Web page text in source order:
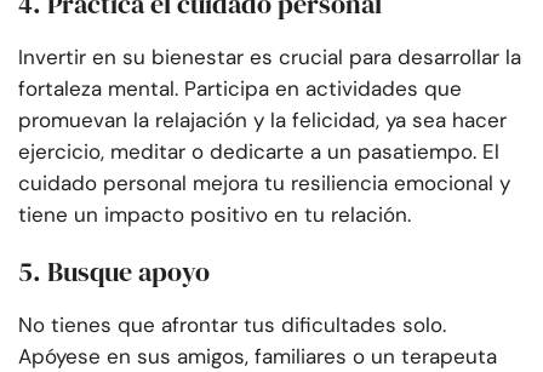
Invertir en su bienestar es crucial para desarrollar la
fortaleza mental. Participa en actividades que
promuevan la relajación y la felicidad, ya sea hacer
ejercicio, meditar o dedicarte a un pasatiempo. El
cuidado personal mejora tu resiliencia emocional y
tiene un impacto positivo en tu relación.
5. Busque apoyo
No tienes que afrontar tus dificultades solo.
Apóyese en sus amigos, familiares o un terapeuta